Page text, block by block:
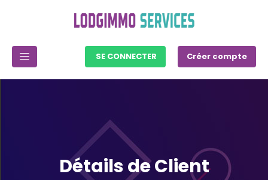
SE CONNECTER Créer compte
Détails de Client